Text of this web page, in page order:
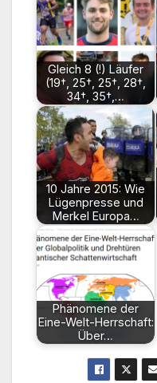
Gleich 8 (!) Läufer
(19†, 25†, 25†, 28†,
34†, 35†,…
10 Jahre 2015: Wie
Lügenpresse und
Merkel Europa…
Phänomene der
Eine-Welt-Herrschaft:
Über…